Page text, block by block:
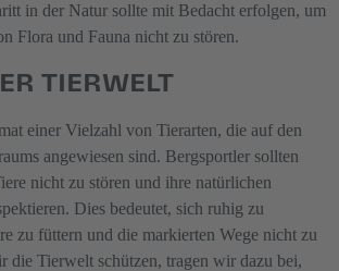
in der Natur sollte mit Bedacht erfolgen, um
Flora und Fauna nicht zu stören.
TIERWELT
einer Vielzahl von Tierarten, die auf den
angewiesen sind. Bergsportler sollten
nicht zu stören und ihre natürlichen
Dies bedeutet, sich ruhig zu
zu füttern und die markierten Wege nicht zu
die Tierwelt schützen, tragen wir dazu bei,